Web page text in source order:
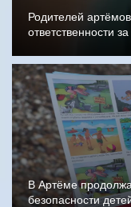
Родителей
ответственности
В Артёме
безопасности